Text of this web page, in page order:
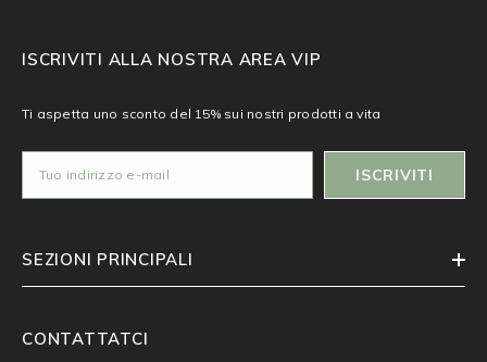
ISCRIVITI ALLA NOSTRA AREA VIP
Ti aspetta uno sconto del 15% sui nostri prodotti a vita
ISCRIVITI
SEZIONI PRINCIPALI
CONTATTATCI